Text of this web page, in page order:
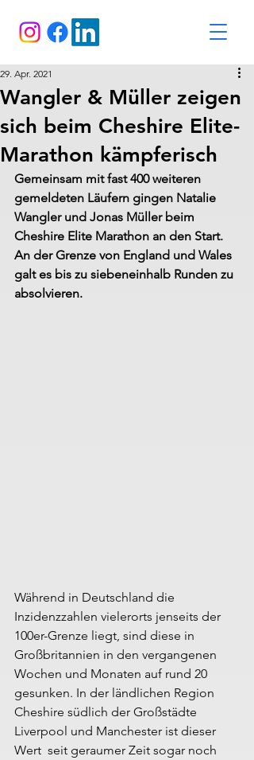
Wangler & Müller zeigen
sich beim Cheshire Elite-
Marathon kämpferisch
29. Apr. 2021
Gemeinsam mit fast 400 weiteren
gemeldeten Läufern gingen Natalie
Wangler und Jonas Müller beim
Cheshire Elite Marathon an den Start.
An der Grenze von England und Wales
galt es bis zu siebeneinhalb Runden zu
absolvieren.
Während in Deutschland die
Inzidenzzahlen vielerorts jenseits der
100er-Grenze liegt, sind diese in
Großbritannien in den vergangenen
Wochen und Monaten auf rund 20
gesunken. In der ländlichen Region
Cheshire südlich der Großstädte
Liverpool und Manchester ist dieser
Wert  seit geraumer Zeit sogar noch